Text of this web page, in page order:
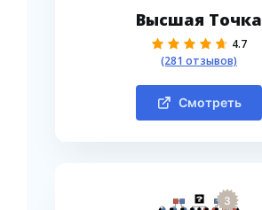
Высшая Точка
4.7
(281 отзывов)
Смотреть
3